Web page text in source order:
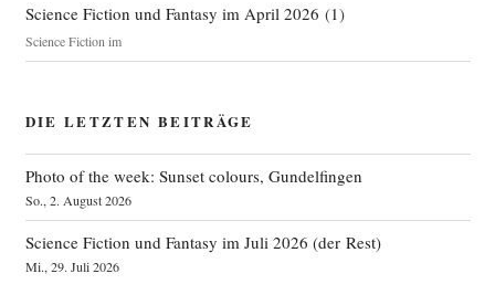
Science Fiction und Fantasy im April 2026 (1)
Science Fiction im
DIE LETZTEN BEITRÄGE
Photo of the week: Sunset colours, Gundelfingen
So., 2. August 2026
Science Fiction und Fantasy im Juli 2026 (der Rest)
Mi., 29. Juli 2026